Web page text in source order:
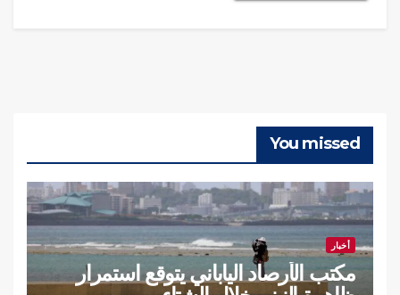
You missed
أخبار
مكتب الأرصاد الياباني يتوقع استمرار